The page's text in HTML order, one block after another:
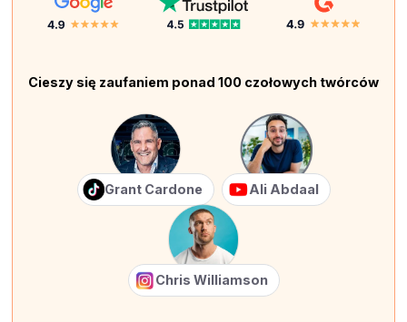
Cieszy się zaufaniem ponad 100 czołowych twórców
Grant Cardone Ali Abdaal
Chris Williamson